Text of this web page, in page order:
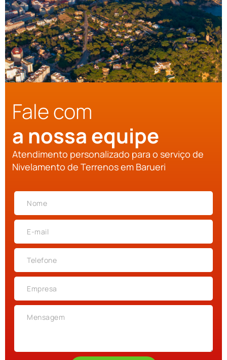
Fale com
a nossa equipe
Atendimento personalizado para o serviço de
Nivelamento de Terrenos em Barueri